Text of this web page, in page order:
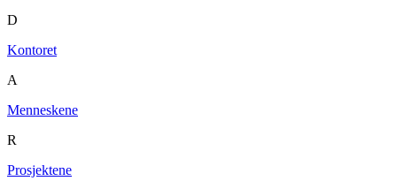
D
Kontoret
A
Menneskene
R
Prosjektene